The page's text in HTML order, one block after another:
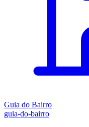
Guia do Bairro
guia-do-bairro